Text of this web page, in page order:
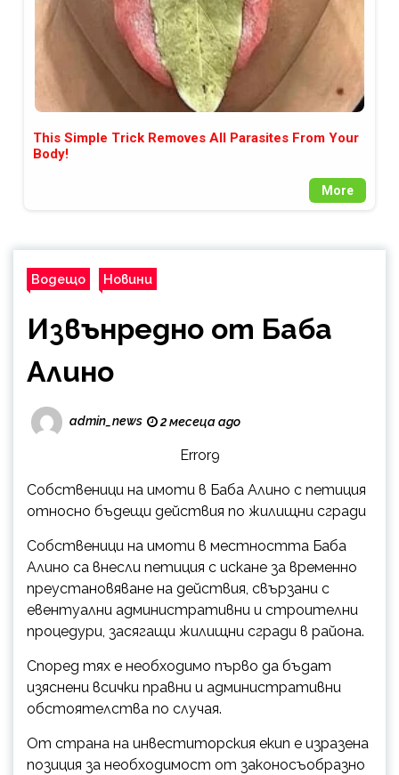
This Simple Trick Removes All Parasites From Your
Body!
More
Водещо Новини
Извънредно от Баба
Алино
admin_news 2 месеца ago
Error9
Собственици на имоти в Баба Алино с петиция
относно бъдещи действия по жилищни сгради
Собственици на имоти в местността Баба
Алино са внесли петиция с искане за временно
преустановяване на действия, свързани с
евентуални административни и строителни
процедури, засягащи жилищни сгради в района.
Според тях е необходимо първо да бъдат
изяснени всички правни и административни
обстоятелства по случая.
От страна на инвеститорския екип е изразена
позиция за необходимост от законосъобразно